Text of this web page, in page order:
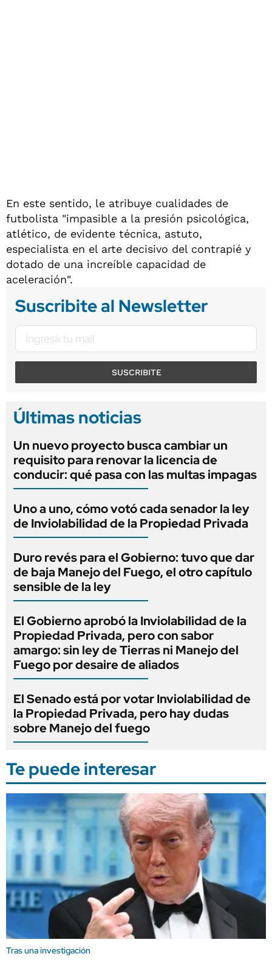
En este sentido, le atribuye cualidades de
futbolista "impasible a la presión psicológica,
atlético, de evidente técnica, astuto,
especialista en el arte decisivo del contrapié y
dotado de una increíble capacidad de
aceleración".
Suscribite al Newsletter
SUSCRIBITE
Últimas noticias
Un nuevo proyecto busca cambiar un
requisito para renovar la licencia de
conducir: qué pasa con las multas impagas
Uno a uno, cómo votó cada senador la ley
de Inviolabilidad de la Propiedad Privada
Duro revés para el Gobierno: tuvo que dar
de baja Manejo del Fuego, el otro capítulo
sensible de la ley
El Gobierno aprobó la Inviolabilidad de la
Propiedad Privada, pero con sabor
amargo: sin ley de Tierras ni Manejo del
Fuego por desaire de aliados
El Senado está por votar Inviolabilidad de
la Propiedad Privada, pero hay dudas
sobre Manejo del fuego
Te puede interesar
Tras una investigación